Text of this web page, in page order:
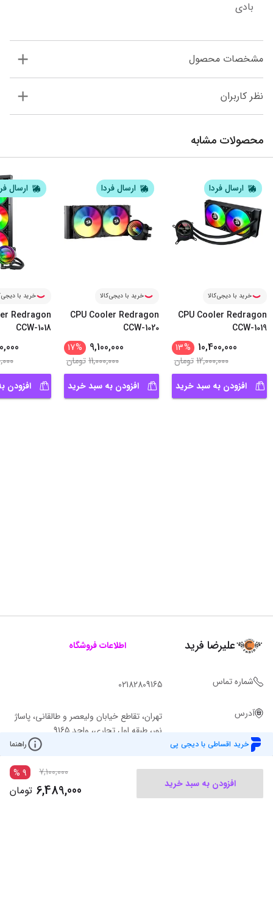
بادی
مشخصات محصول
نظر کاربران
محصولات مشابه
ارسال فردا
خرید با دیجی‌کالا
CPU Cooler Redragon
CCW-1019
10,400,000
%
13
12,000,000تومان
افزودن به سبد خرید
ارسال فردا
خرید با دیجی‌کالا
CPU Cooler Redragon
CCW-1020
9,100,000
%
17
11,000,000تومان
افزودن به سبد خرید
ارسال
خرید با
Redragon
CCW-1018
افزودن
خرید اقساطی با دیجی پی راهنما
افزودن به سبد خرید
7,100,000
9
%
6,489,000 تومان
علیرضا فرید اطلاعات فروشگاه
شماره تماس 02182809165
آدرس
تهران، تقاطع خیابان ولیعصر و طالقانی، پاساژ
نور، طبقه اول تجاری، واحد 9165